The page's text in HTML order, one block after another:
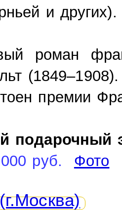
и
роман
премии
подарочный
руб. Фото